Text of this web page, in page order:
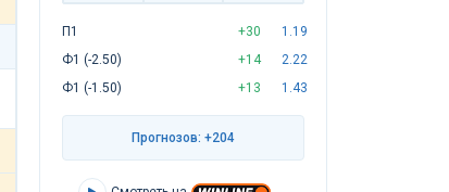
П1 +30
1.19
Ф1 (-2.50)
+14
2.22
Ф1 (-1.50)
+13 1.43
Прогнозов: +204